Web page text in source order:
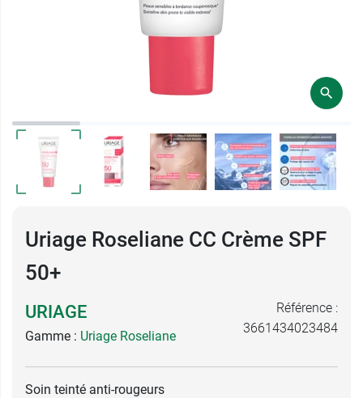
Uriage Roseliane CC Crème SPF
50+
URIAGE
Gamme : Uriage Roseliane
Référence :
3661434023484
Soin teinté anti-rougeurs